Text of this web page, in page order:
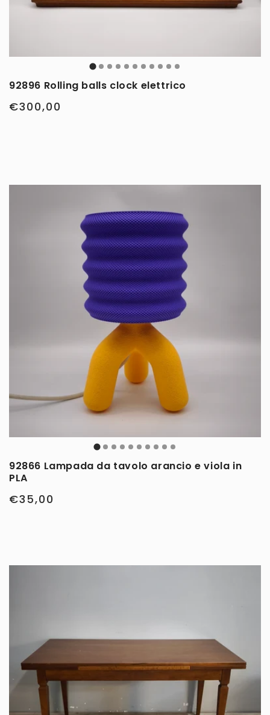
92896 Rolling balls clock elettrico
€300,00
92866 Lampada da tavolo arancio e viola in
PLA
€35,00